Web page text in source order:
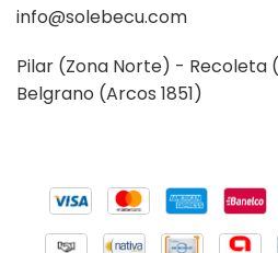
info@solebecu.com
Pilar (Zona Norte) - Recoleta
Belgrano (Arcos 1851)